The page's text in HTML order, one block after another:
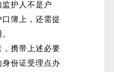
护人不是户
簿上，还需提
携带上述必要
份证受理点办